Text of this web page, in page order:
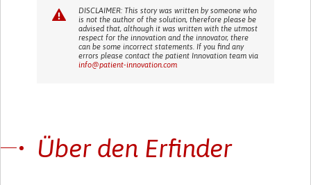
DISCLAIMER: This story was written by someone who
is not the author of the solution, therefore please be
advised that, although it was written with the utmost
respect for the innovation and the innovator, there
can be some incorrect statements. If you find any
errors please contact the patient Innovation team via
info@patient-innovation.com
Über den Erfinder